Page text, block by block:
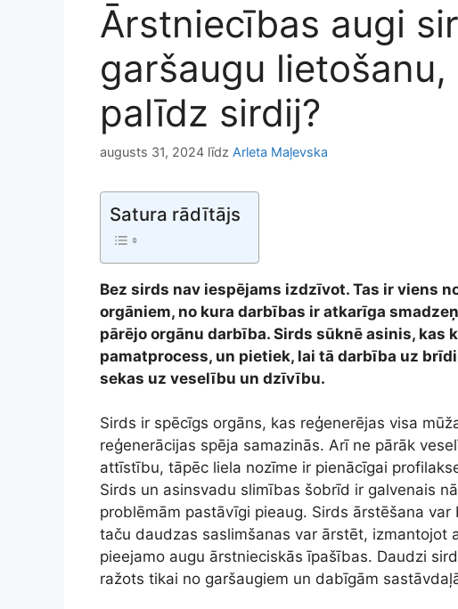
Ārstniecības augi
garšaugu
palīdz sirdij?
augusts 31, 2024 līdz Arleta Maļevska
Satura rādītājs
Bez sirds nav iespējams izdzīvot. Tas ir viens
orgāniem, no kura darbības ir atkarīga
pārējo orgānu darbība. Sirds sūknē asinis, kas
pamatprocess, un pietiek, lai tā darbība uz
sekas uz veselību un dzīvību.
Sirds ir spēcīgs orgāns, kas reģenerējas visa
reģenerācijas spēja samazinās. Arī ne pārāk
attīstību, tāpēc liela nozīme ir pienācīgai
Sirds un asinsvadu slimības šobrīd ir galvenais
problēmām pastāvīgi pieaug. Sirds ārstēšana
taču daudzas saslimšanas var ārstēt, izmantojot
pieejamo augu ārstnieciskās īpašības. Daudzi
ražots tikai no garšaugiem un dabīgām